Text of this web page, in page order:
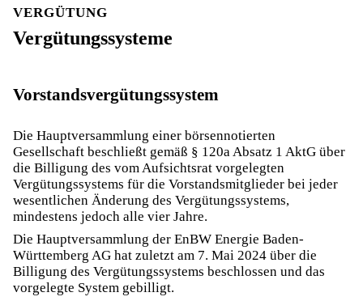
VERGÜTUNG
Vergütungssysteme
Vorstandsvergütungssystem
Die Hauptversammlung einer börsennotierten
Gesellschaft beschließt gemäß § 120a Absatz 1 AktG über
die Billigung des vom Aufsichtsrat vorgelegten
Vergütungssystems für die Vorstandsmitglieder bei jeder
wesentlichen Änderung des Vergütungssystems,
mindestens jedoch alle vier Jahre.
Die Hauptversammlung der EnBW Energie Baden-
Württemberg AG hat zuletzt am 7. Mai 2024 über die
Billigung des Vergütungssystems beschlossen und das
vorgelegte System gebilligt.